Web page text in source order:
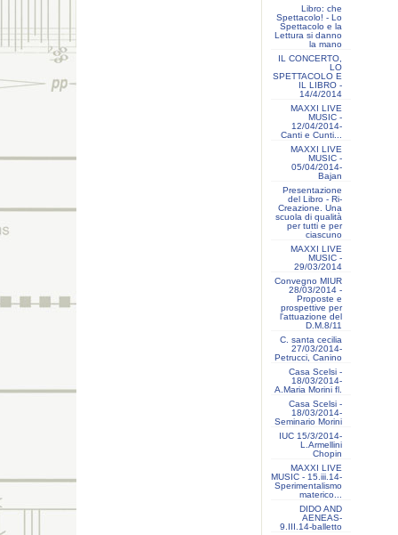
Libro: che
Spettacolo! - Lo
Spettacolo e la
Lettura si danno
la mano
IL CONCERTO,
LO
SPETTACOLO E
IL LIBRO -
14/4/2014
MAXXI LIVE
MUSIC -
12/04/2014-
Canti e Cunti...
MAXXI LIVE
MUSIC -
05/04/2014-
Bajan
Presentazione
del Libro - Ri-
Creazione. Una
scuola di qualità
per tutti e per
ciascuno
MAXXI LIVE
MUSIC -
29/03/2014
Convegno MIUR
28/03/2014 -
Proposte e
prospettive per
l'attuazione del
D.M.8/11
C. santa cecilia
27/03/2014-
Petrucci, Canino
Casa Scelsi -
18/03/2014-
A.Maria Morini fl.
Casa Scelsi -
18/03/2014-
Seminario Morini
IUC 15/3/2014-
L.Armellini
Chopin
MAXXI LIVE
MUSIC - 15.iii.14-
Sperimentalismo
materico...
DIDO AND
AENEAS-
9.III.14-balletto